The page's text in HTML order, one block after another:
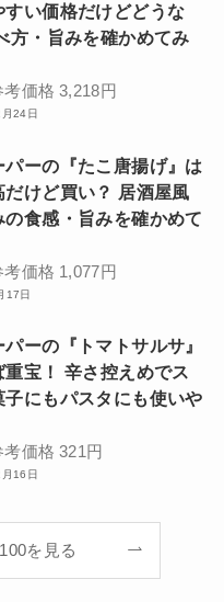
すい価格だけどどうな
方・旨みを確かめてみ
考価格 3,218円
24日
パーの『たこ唐揚げ』は
だけど買い？ 居酒屋風
の食感・旨みを確かめて
考価格 1,077円
17日
ーの『トマトサルサ』
重宝！ 辛さ控えめでス
子にもパスタにも使いや
考価格 321円
16日
を見る